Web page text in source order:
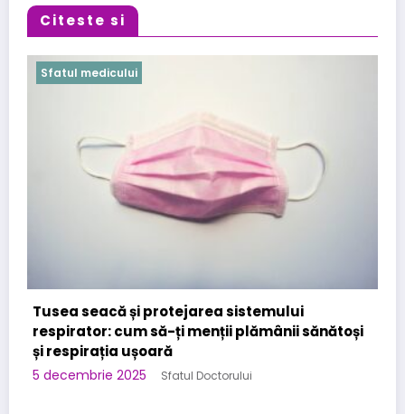
Citeste si
Sfatul medicului
Stomatologice – interventii rapide in Bucuresti
la Kirilova Dent
3 noiembrie 2025 Sfatul Doctorului